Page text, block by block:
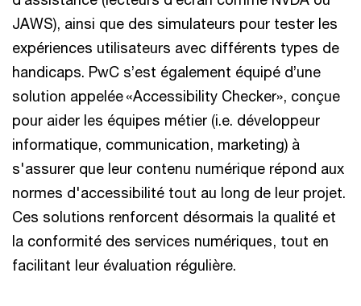
JAWS), ainsi que des simulateurs pour tester les
expériences utilisateurs avec différents types de
handicaps. PwC s’est également équipé d’une
solution appelée «Accessibility Checker», conçue
pour aider les équipes métier (i.e. développeur
informatique, communication, marketing) à
s'assurer que leur contenu numérique répond aux
normes d'accessibilité tout au long de leur projet.
Ces solutions renforcent désormais la qualité et
la conformité des services numériques, tout en
facilitant leur évaluation régulière.